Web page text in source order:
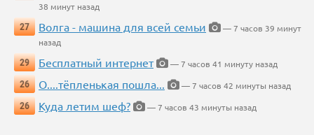
38 минут назад
27
Волга - машина для всей семьи
— 7 часов 39 минут
назад
29
Бесплатный интернет
— 7 часов 41 минуту назад
26
О....тёпленькая пошла...
— 7 часов 42 минуты назад
26
Куда летим шеф? — 7 часов 43 минуты назад